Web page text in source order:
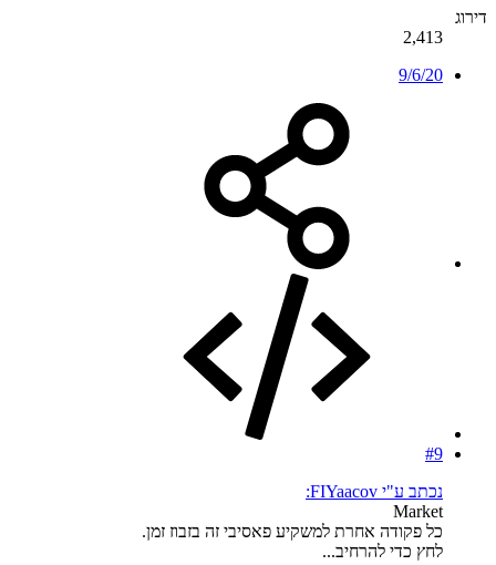
דירוג
2,413
9/6/20
#9
נכתב ע"י FIYaacov:
Market
כל פקודה אחרת למשקיע פאסיבי זה בזבוז זמן.
לחץ כדי להרחיב...